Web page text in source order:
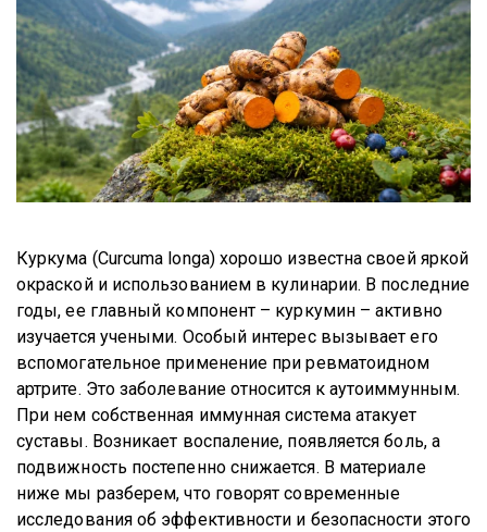
Куркума (Curcuma longa) хорошо известна своей яркой
окраской и использованием в кулинарии. В последние
годы, ее главный компонент – куркумин – активно
изучается учеными. Особый интерес вызывает его
вспомогательное применение при ревматоидном
артрите. Это заболевание относится к аутоиммунным.
При нем собственная иммунная система атакует
суставы. Возникает воспаление, появляется боль, а
подвижность постепенно снижается. В материале
ниже мы разберем, что говорят современные
исследования об эффективности и безопасности этого